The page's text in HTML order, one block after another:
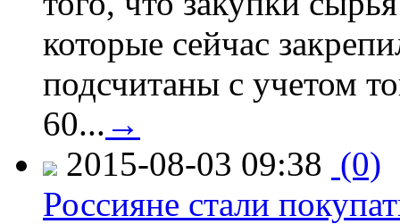
которые сейчас
подсчитаны с учетом
60... →
2015-08-03 09:38 (0)
Россияне стали